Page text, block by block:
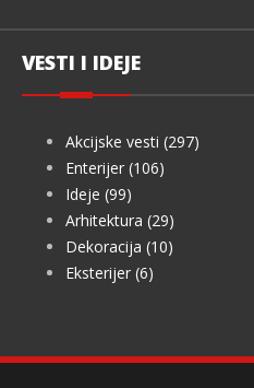
VESTI I IDEJE
Akcijske vesti (297)
Enterijer (106)
Ideje (99)
Arhitektura (29)
Dekoracija (10)
Eksterijer (6)